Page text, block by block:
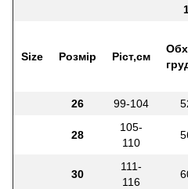
Size Розмір Ріст,см
26 99-104
28
105-
110
30
111-
116